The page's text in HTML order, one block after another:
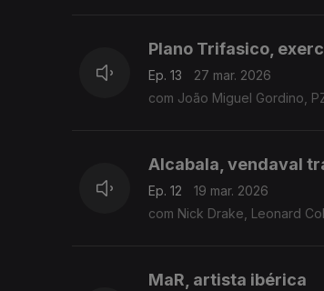
Plano Trifasico,
Ep. 13
27 mar. 2026
com João Miguel Gordino,
Alcabala, vendaval
Ep. 12
19 mar. 2026
com Nick Drake, Leonard
MaR, artista ibérica